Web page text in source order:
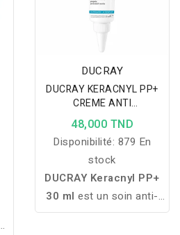
DUCRAY
DUCRAY KERACNYL PP+
CREME ANTI
IMPERFECTIONS 30ML
48,000 TND
Disponibilité: 879 En
stock
DUCRAY Keracnyl PP+
30 ml est un soin anti-
imperfections